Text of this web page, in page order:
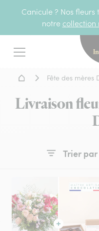
Canicule ? Nos
notre collection
Menu
Accueil -
Fête des mères
Livraison
Trier par